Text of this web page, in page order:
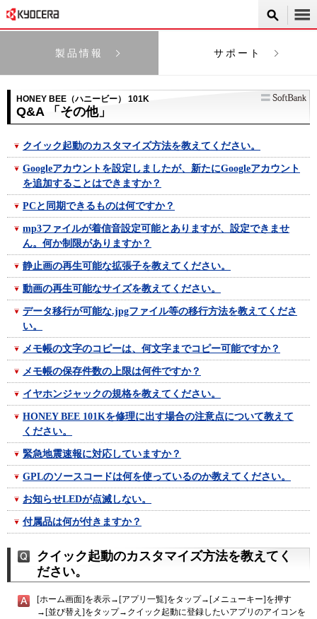
製品情報 サポート
HONEY BEE（ハニービー） 101K
Q&A 「その他」
クイック起動のカスタマイズ方法を教えてください。
Googleアカウントを設定しましたが、新たにGoogleアカウント
を追加することはできますか？
PCと同期できるものは何ですか？
mp3ファイルが着信音設定可能とありますが、設定できませ
ん。何か制限がありますか？
静止画の再生可能な拡張子を教えてください。
動画の再生可能なサイズを教えてください。
データ移行が可能な.jpgファイル等の移行方法を教えてくださ
い。
メモ帳の文字のコピーは、何文字までコピー可能ですか？
メモ帳の保存件数の上限は何件ですか？
イヤホンジャックの規格を教えてください。
HONEY BEE 101Kを修理に出す場合の注意点について教えて
ください。
緊急地震速報に対応していますか？
GPLのソースコードは何を使っているのか教えてください。
お知らせLEDが点滅しない。
付属品は何が付きますか？
クイック起動のカスタマイズ方法を教えてく
ださい。
[ホーム画面]を表示→[アプリ一覧]をタップ→[メニューキー]を押す
→[並び替え]をタップ→クイック起動に登録したいアプリのアイコンを